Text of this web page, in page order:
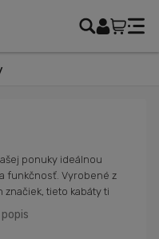
ponuky ideálnou
funkčnosť. Vyrobené z
tieto kabáty ti
vynikajúcu ochranu
stále pôsobia